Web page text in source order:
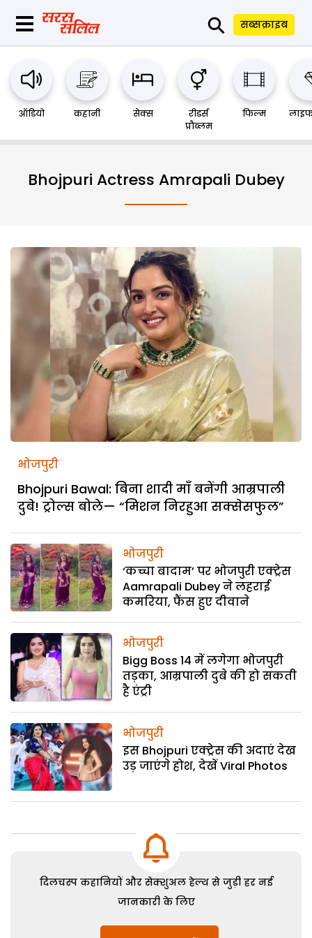
⚲ सब्सक्राइब
ऑडियो कहानी सेक्स
रीडर्स
प्रौब्लम
फिल्म
Bhojpuri Actress Amrapali Dubey
भोजपुरी
Bhojpuri Bawal: बिना शादी माँ बनेंगी आम्रपाली
दुबे! ट्रोल्स बोले— “मिशन निरहुआ सक्सेसफुल”
भोजपुरी
‘कच्चा बादाम’ पर भोजपुरी एक्ट्रेस
Aamrapali Dubey ने लहराई
कमरिया, फैंस हुए दीवाने
भोजपुरी
Bigg Boss 14 में लगेगा भोजपुरी
तड़का, आम्रपाली दुबे की हो सकती
है एंट्री
भोजपुरी
इस Bhojpuri एक्ट्रेस की अदाएं देख
उड़ जाएंगे होश, देखें Viral Photos
दिलचस्प कहानियों और सेक्शुअल हेल्थ से जुड़ी हर नई
जानकारी के लिए